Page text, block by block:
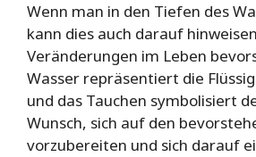
Wenn man in den Tiefen des
kann dies auch darauf
Veränderungen im Leben
Wasser repräsentiert die
und das Tauchen symbolisiert
Wunsch, sich auf den
vorzubereiten und sich darauf